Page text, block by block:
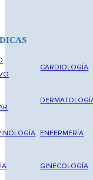
CARDIOLOGÍA
ENFERMERÍA
GINECOLOGÍA